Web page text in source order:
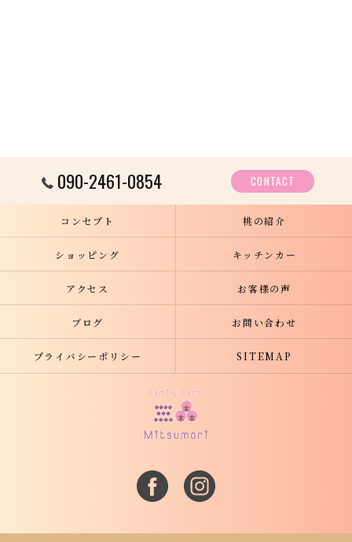
090-2461-0854 CONTACT
コンセプト 桃の紹介
ショッピング キッチンカー
アクセス お客様の声
ブログ お問い合わせ
プライバシーポリシー SITEMAP